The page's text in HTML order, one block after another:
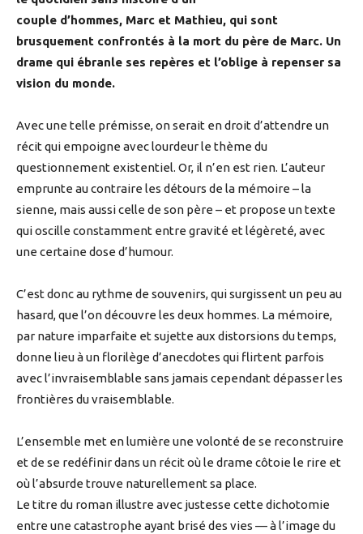
couple d’hommes, Marc et Mathieu, qui sont
brusquement confrontés à la mort du père de Marc. Un
drame qui ébranle ses repères et l’oblige à repenser sa
vision du monde.
Avec une telle prémisse, on serait en droit d’attendre un
récit qui empoigne avec lourdeur le thème du
questionnement existentiel. Or, il n’en est rien. L’auteur
emprunte au contraire les détours de la mémoire – la
sienne, mais aussi celle de son père – et propose un texte
qui oscille constamment entre gravité et légèreté, avec
une certaine dose d’humour.
C’est donc au rythme de souvenirs, qui surgissent un peu au
hasard, que l’on découvre les deux hommes. La mémoire,
par nature imparfaite et sujette aux distorsions du temps,
donne lieu à un florilège d’anecdotes qui flirtent parfois
avec l’invraisemblable sans jamais cependant dépasser les
frontières du vraisemblable.
L’ensemble met en lumière une volonté de se reconstruire
et de se redéfinir dans un récit où le drame côtoie le rire et
où l’absurde trouve naturellement sa place.
Le titre du roman illustre avec justesse cette dichotomie
entre une catastrophe ayant brisé des vies — à l’image du